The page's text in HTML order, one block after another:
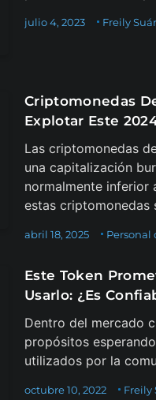
Freily
julio 4, 2023
Criptomonedas
Explotar Este
Las criptomonedas
una capitalización
normalmente inferior
estas criptomonedas
Personal
abril 18, 2025
Este Token
Usarlo: ¿Es
Dentro del mercado
propósitos
utilizados por la
Freily
octubre 10, 2022